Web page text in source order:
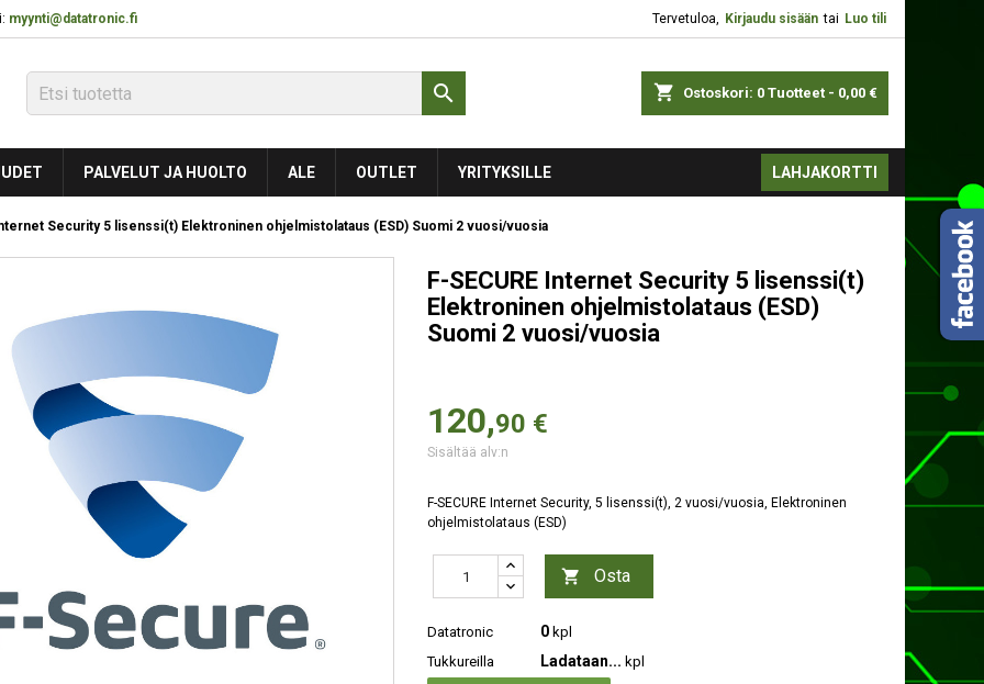
myynti@datatronic.fi Tervetuloa, Kirjaudu sisään tai Luo tili
shopping_cart Ostoskori: 0 Tuotteet - 0,00 €

PALVELUT JA HUOLTO ALE OUTLET YRITYKSILLE LAHJAKORTTI
Security 5 lisenssi(t) Elektroninen ohjelmistolataus (ESD) Suomi 2 vuosi/vuosia
F-SECURE Internet Security 5 lisenssi(t)
Elektroninen ohjelmistolataus (ESD)
Suomi 2 vuosi/vuosia
120,90 €
Sisältää alv:n
F-SECURE Internet Security, 5 lisenssi(t), 2 vuosi/vuosia, Elektroninen
ohjelmistolataus (ESD)
 Osta
Datatronic 0 kpl
Tukkureilla
Ladataan... kpl